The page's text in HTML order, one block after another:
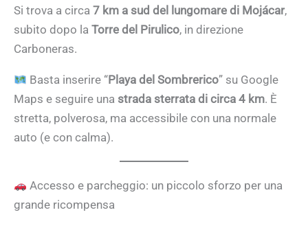
Si trova a circa 7 km a sud del lungomare di Mojácar,
subito dopo la Torre del Pirulico, in direzione
Carboneras.
Basta inserire “Playa del Sombrerico” su Google
Maps e seguire una strada sterrata di circa 4 km. È
stretta, polverosa, ma accessibile con una normale
auto (e con calma).
Accesso e parcheggio: un piccolo sforzo per una
grande ricompensa